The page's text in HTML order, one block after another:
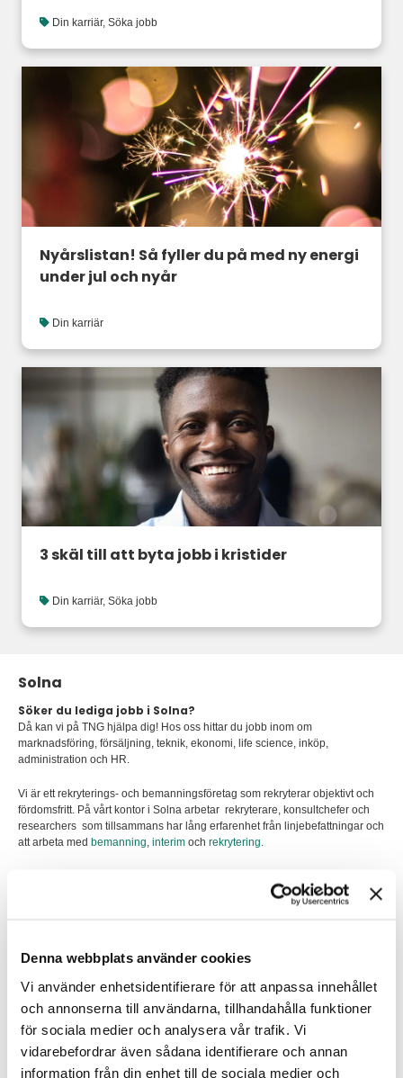
Denna webbplats använder cookies
Vi använder enhetsidentifierare för att anpassa innehållet
och annonserna till användarna, tillhandahålla funktioner
för sociala medier och analysera vår trafik. Vi
vidarebefordrar även sådana identifierare och annan
information från din enhet till de sociala medier och
Din karriär, Söka jobb
Nyårslistan! Så fyller du på med ny energi
under jul och nyår
Din karriär
3 skäl till att byta jobb i kristider
Din karriär, Söka jobb
Solna
Söker du lediga jobb i Solna?
Då kan vi på TNG hjälpa dig! Hos oss hittar du jobb inom om
marknadsföring, försäljning, teknik, ekonomi, life science, inköp,
administration och HR.
Vi är ett rekryterings- och bemanningsföretag som rekryterar objektivt och
fördomsfritt. På vårt kontor i Solna arbetar rekryterare, konsultchefer och
researchers som tillsammans har lång erfarenhet från linjebefattningar och
att arbeta med bemanning, interim och rekrytering.
Solna är en kommun i Stockholms län, belägen strax norr omStockholms
innerstad. Det är Sveriges tredje minsta kommun till ytan men har närmare
tunnelbana, tvärbana bussar och pendeltåg. Satsningarna på
När det kommer till företagsklimat är Solna rankad som den bästa
kommunen i Sverige, 10 år i rad. Det är en av de kommuner som har fler
arbetsplatser än invånare i arbetsför ålder. Av de cirka 9500 företag och
arbetsställen som finns i Solna är över 80 procent i tjänstesektorn och
därför är det arbeten inom den sektorn där det finns flest lediga jobb. Ett